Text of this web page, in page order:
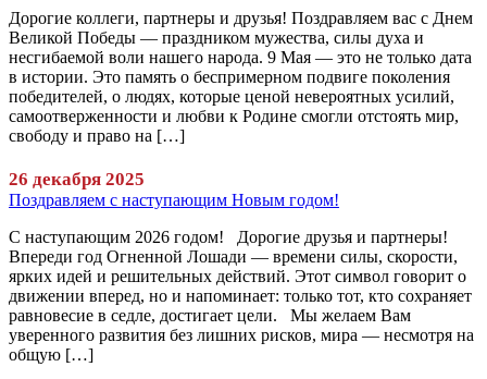
Дорогие коллеги, партнеры и друзья! Поздравляем вас с Днем
Великой Победы — праздником мужества, силы духа и
несгибаемой воли нашего народа. 9 Мая — это не только дата
в истории. Это память о беспримерном подвиге поколения
победителей, о людях, которые ценой невероятных усилий,
самоотверженности и любви к Родине смогли отстоять мир,
свободу и право на […]
26 декабря 2025
Поздравляем с наступающим Новым годом!
С наступающим 2026 годом! Дорогие друзья и партнеры!
Впереди год Огненной Лошади — времени силы, скорости,
ярких идей и решительных действий. Этот символ говорит о
движении вперед, но и напоминает: только тот, кто сохраняет
равновесие в седле, достигает цели. Мы желаем Вам
уверенного развития без лишних рисков, мира — несмотря на
общую […]